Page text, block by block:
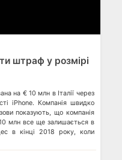
штраф у розмірі
на € 10 млн в Італії через
iPhone. Компанія швидко
показують, що компанія
млн все ще залишається в
в кінці 2018 року, коли